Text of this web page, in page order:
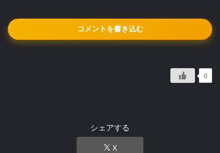
コメントを書き込む
0
シェアする
X